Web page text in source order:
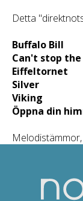
Detta
Buffalo Bill
Can't stop
Eiffeltornet
Silver
Viking
Öppna din